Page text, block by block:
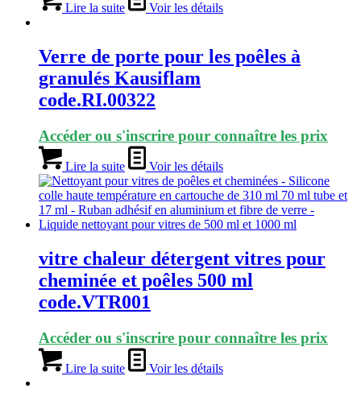
Lire la suite Voir les détails
Verre de porte pour les poêles à
granulés Kausiflam
code.RI.00322
Accéder ou s'inscrire pour connaître les prix
Lire la suite Voir les détails
vitre chaleur détergent vitres pour
cheminée et poêles 500 ml
code.VTR001
Accéder ou s'inscrire pour connaître les prix
Lire la suite Voir les détails